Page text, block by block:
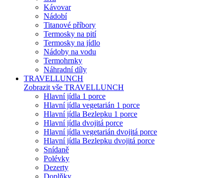
Kávovar
Nádobí
Titanové příbory
Termosky na pití
Termosky na jídlo
Nádoby na vodu
Termohrnky
Náhradní díly
TRAVELLUNCH
Zobrazit vše TRAVELLUNCH
Hlavní jídla 1 porce
Hlavní jídla vegetarián 1 porce
Hlavní jídla Bezlepku 1 porce
Hlavní jídla dvojitá porce
Hlavní jídla vegetarián dvojitá porce
Hlavní jídla Bezlepku dvojitá porce
Snídaně
Polévky
Dezerty
Doplňky